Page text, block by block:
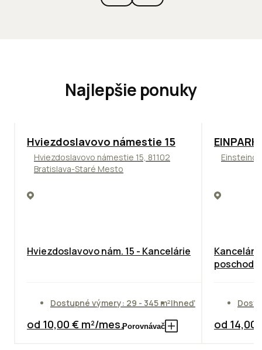
Najlepšie ponuky
ODPORÚČAME
Hviezdoslavovo námestie 15
Hviezdoslavovo námestie 15, 81102
Bratislava-Staré Mesto
Hviezdoslavovo nám. 15 - Kancelárie
Dostupné výmery: 29 - 345 m²Ihneď
od 10,00 € m²/mes.Porovnávač
TOP
poschodie
od 14,00